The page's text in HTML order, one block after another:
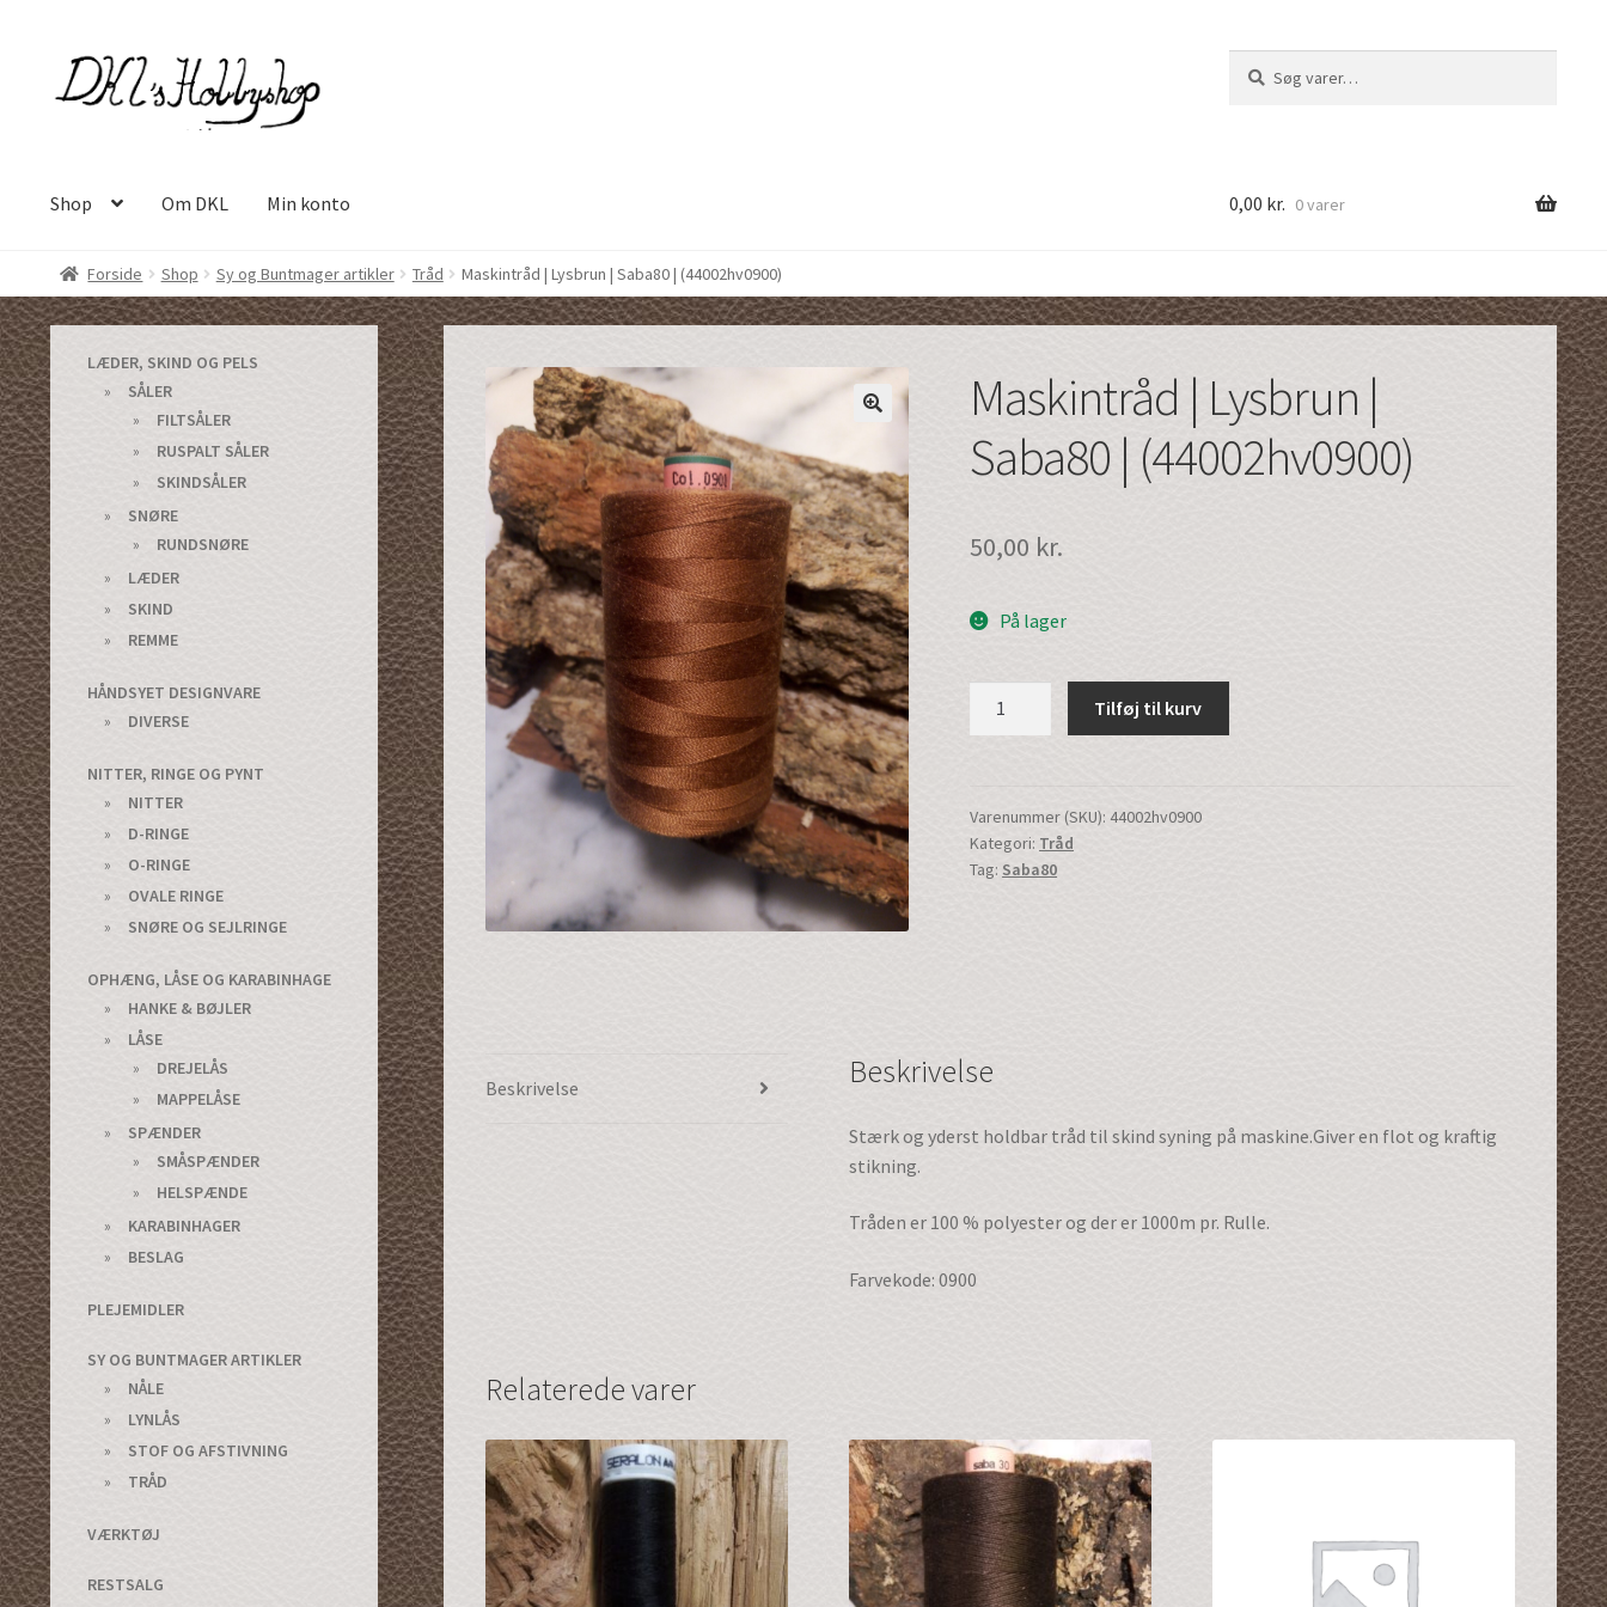
Spring
til
Spring
til
efter:
Shop Om DKL Min konto 0,00 kr. 0 varer
Forside Shop Sy og Buntmager artikler Tråd Maskintråd | Lysbrun | Saba80 | (44002hv0900)
Maskintråd | Lysbrun |
Saba80 | (44002hv0900)
50,00 kr.
På lager
Saba80
|
(44002hv0900)
Tilføj til kurv
Varenummer (SKU): 44002hv0900
Kategori: Tråd
Tag: Saba80
Beskrivelse Beskrivelse
Stærk og yderst holdbar tråd til skind syning på maskine.Giver en flot og kraftig
stikning.
Tråden er 100 % polyester og der er 1000m pr. Rulle.
Farvekode: 0900
Relaterede varer
LÆDER, SKIND OG PELS
SÅLER
FILTSÅLER
RUSPALT SÅLER
SKINDSÅLER
SNØRE
RUNDSNØRE
LÆDER
SKIND
REMME
HÅNDSYET DESIGNVARE
DIVERSE
NITTER, RINGE OG PYNT
NITTER
D-RINGE
O-RINGE
OVALE RINGE
SNØRE OG SEJLRINGE
OPHÆNG, LÅSE OG KARABINHAGE
HANKE & BØJLER
LÅSE
DREJELÅS
MAPPELÅSE
SPÆNDER
SMÅSPÆNDER
HELSPÆNDE
KARABINHAGER
BESLAG
PLEJEMIDLER
SY OG BUNTMAGER ARTIKLER
NÅLE
LYNLÅS
STOF OG AFSTIVNING
TRÅD
VÆRKTØJ
RESTSALG